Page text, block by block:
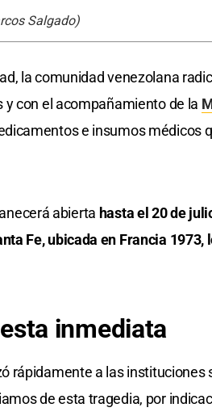
Salgado)
la comunidad venezolana
y con el acompañamiento de la
e insumos médicos
abierta hasta el 20 de
Fe, ubicada en Francia
inmediata
rápidamente a las
de esta tragedia, por